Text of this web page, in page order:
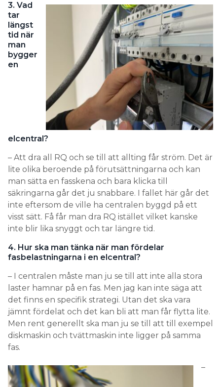
3. Vad
tar
längst
tid när
man
bygger
en
elcentral?
– Att dra all RQ och se till att allting får ström. Det är
lite olika beroende på förutsättningarna och kan
man sätta en fasskena och bara klicka till
säkringarna går det ju snabbare. I fallet här går det
inte eftersom de ville ha centralen byggd på ett
visst sätt. Få får man dra RQ istället vilket kanske
inte blir lika snyggt och tar längre tid.
4. Hur ska man tänka när man fördelar
fasbelastningarna i en elcentral?
– I centralen måste man ju se till att inte alla stora
laster hamnar på en fas. Men jag kan inte säga att
det finns en specifik strategi. Utan det ska vara
jämnt fördelat och det kan bli att man får flytta lite.
Men rent generellt ska man ju se till att till exempel
diskmaskin och tvättmaskin inte ligger på samma
fas.
–